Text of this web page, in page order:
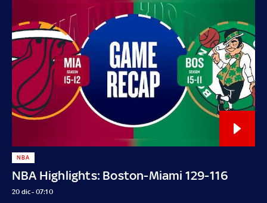
NBA Highlights: Boston-Miami 129-116
NBA
20 dic - 07:10